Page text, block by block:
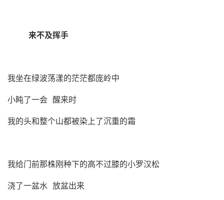
来不及挥手
我坐在绿波荡漾的茫茫都庞岭中
小盹了一会 醒来时
我的头和整个山都被染上了沉重的霜
我给门前那株刚种下的高不过膝的小罗汉松
浇了一盆水 放盆出来